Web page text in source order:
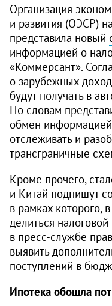
Организация
и развития (ОЭСР)
представила новый
информацией о
«Коммерсант».
о зарубежных
будут получать в
По словам
обмен
отслеживать и
трансграничные
Кроме прочего,
и Китай подпишут
в рамках которого,
делиться
в пресс-службе
выявить
поступлений в
Ипотека обошла